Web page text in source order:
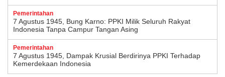
Pemerintahan
7 Agustus 1945, Bung Karno: PPKI Milik Seluruh Rakyat
Indonesia Tanpa Campur Tangan Asing
Pemerintahan
7 Agustus 1945, Dampak Krusial Berdirinya PPKI Terhadap
Kemerdekaan Indonesia